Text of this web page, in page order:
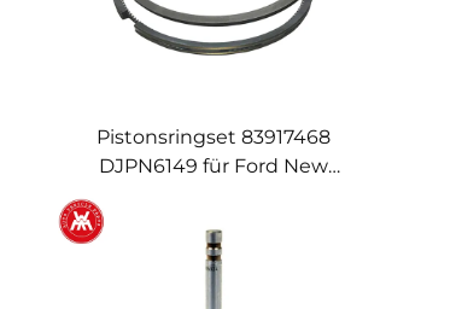
Pistonsringset 83917468
DJPN6149 für Ford New
Holland 10 30 100 1000 Serie